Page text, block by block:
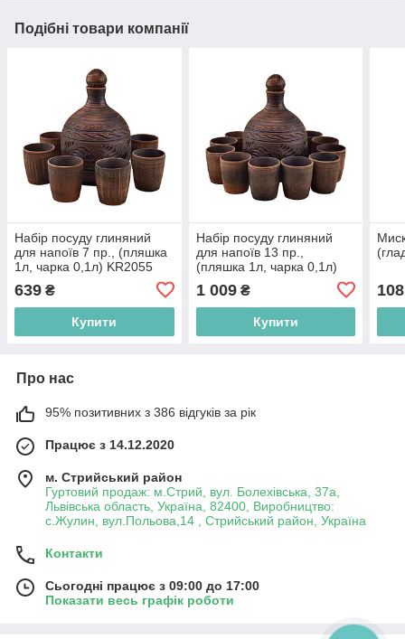
Подібні товари компанії
Набір посуду глиняний
для напоїв 7 пр., (пляшка
1л, чарка 0,1л) KR2055
639 ₴
Купити
Набір посуду глиняний
для напоїв 13 пр.,
(пляшка 1л, чарка 0,1л)
1 009₴
Купити
108
Про нас
95% позитивних з 386 відгуків за рік
Працює з 14.12.2020
м. Стрийський район
Гуртовий продаж: м.Стрий, вул. Болехівська, 37а,
Львівська область, Україна, 82400, Виробництво:
с.Жулин, вул.Польова,14 , Стрийський район, Україна
Контакти
Сьогодні працює з 09:00 до 17:00
Показати весь графік роботи